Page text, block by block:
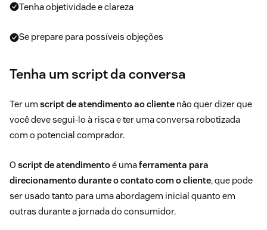
Tenha objetividade e clareza
Se prepare para possíveis objeções
Tenha um script da conversa
Ter um script de atendimento ao cliente não quer dizer que
você deve segui-lo à risca e ter uma conversa robotizada
com o potencial comprador.
O script de atendimentoé umaferramenta para
direcionamento durante o contato com o cliente, que pode
ser usado tanto para uma abordagem inicial quanto em
outras durante a jornada do consumidor.